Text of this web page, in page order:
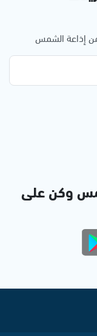
إذاعة الشمس
وكن على